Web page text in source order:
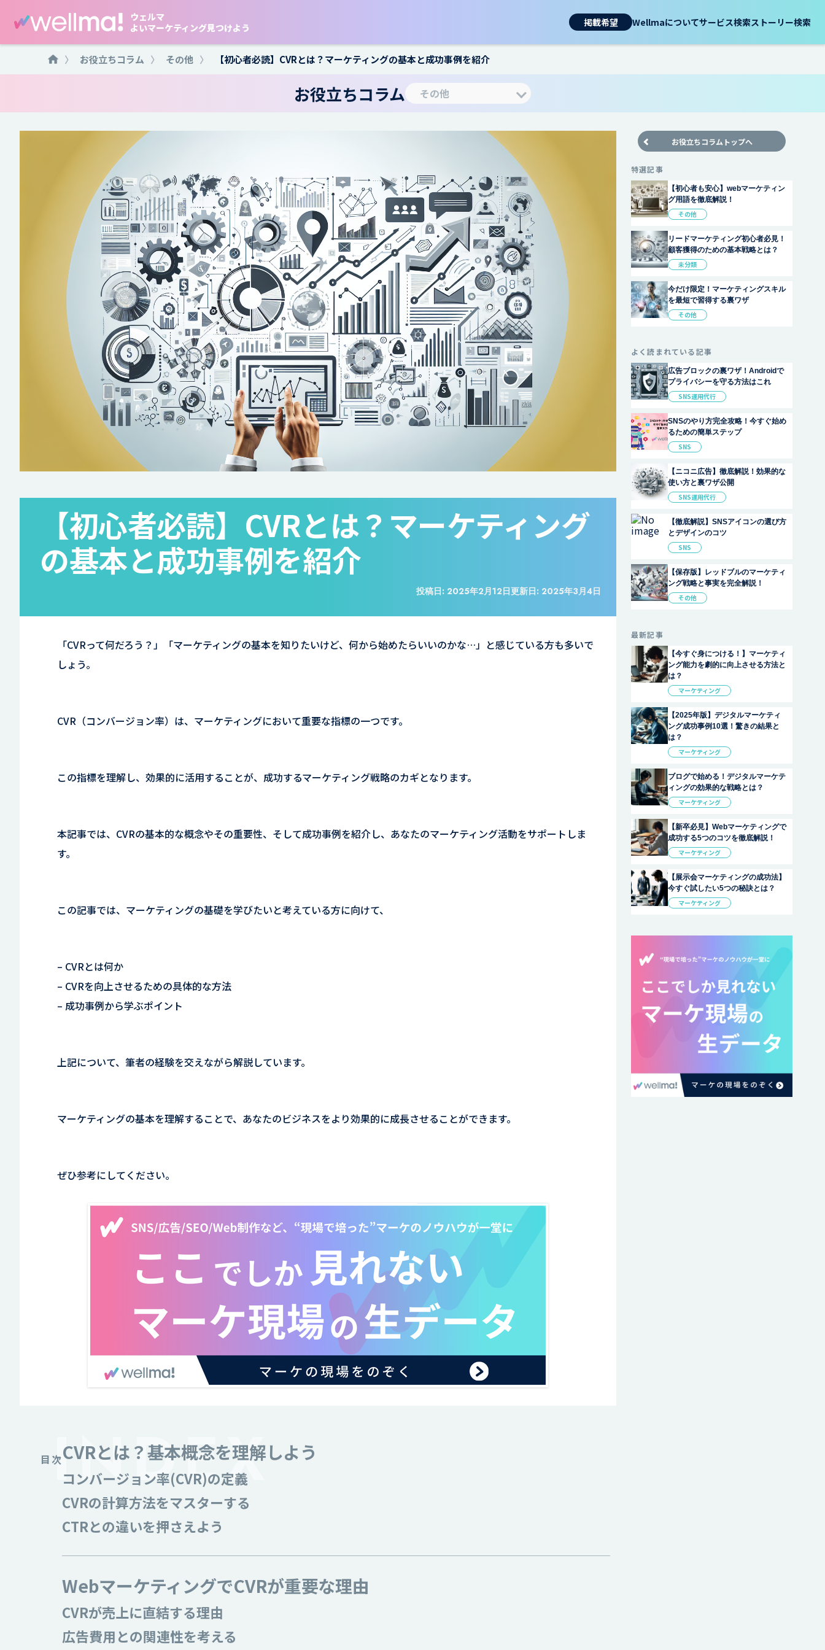
ウェルマ
よいマーケティング見つけよう
掲載希望 Wellmaについてサービス検索ストーリー検索
〉 お役立ちコラム 〉 その他 〉 【初心者必読】CVRとは？マーケティングの基本と成功事例を紹介
お役立ちコラム
【初心者必読】CVRとは？マーケティング
の基本と成功事例を紹介
投稿日: 2025年2月12日更新日: 2025年3月4日
「CVRって何だろう？」「マーケティングの基本を知りたいけど、何から始めたらいいのかな…」と感じている方も多いで
しょう。
CVR（コンバージョン率）は、マーケティングにおいて重要な指標の一つです。
この指標を理解し、効果的に活用することが、成功するマーケティング戦略のカギとなります。
本記事では、CVRの基本的な概念やその重要性、そして成功事例を紹介し、あなたのマーケティング活動をサポートしま
す。
この記事では、マーケティングの基礎を学びたいと考えている方に向けて、
– CVRとは何か
– CVRを向上させるための具体的な方法
– 成功事例から学ぶポイント
上記について、筆者の経験を交えながら解説しています。
マーケティングの基本を理解することで、あなたのビジネスをより効果的に成長させることができます。
ぜひ参考にしてください。
目次CVRとは？基本概念を理解しよう
コンバージョン率(CVR)の定義
CVRの計算方法をマスターする
CTRとの違いを押さえよう
WebマーケティングでCVRが重要な理由
CVRが売上に直結する理由
広告費用との関連性を考える
お役立ちコラムトップへ
特選記事
【初心者も安心】webマーケティン
グ用語を徹底解説！
その他
リードマーケティング初心者必見！
顧客獲得のための基本戦略とは？
未分類
今だけ限定！マーケティングスキル
を最短で習得する裏ワザ
その他
よく読まれている記事
広告ブロックの裏ワザ！Androidで
プライバシーを守る方法はこれ
SNS運用代行
SNSのやり方完全攻略！今すぐ始め
るための簡単ステップ
SNS
【ニコニ広告】徹底解説！効果的な
使い方と裏ワザ公開
SNS運用代行
【徹底解説】SNSアイコンの選び方
とデザインのコツ
SNS
【保存版】レッドブルのマーケティ
ング戦略と事実を完全解説！
その他
最新記事
【今すぐ身につける！】マーケティ
ング能力を劇的に向上させる方法と
は？
マーケティング
【2025年版】デジタルマーケティ
ング成功事例10選！驚きの結果と
は？
マーケティング
ブログで始める！デジタルマーケテ
ィングの効果的な戦略とは？
マーケティング
【新卒必見】Webマーケティングで
成功する5つのコツを徹底解説！
マーケティング
【展示会マーケティングの成功法】
今すぐ試したい5つの秘訣とは？
マーケティング